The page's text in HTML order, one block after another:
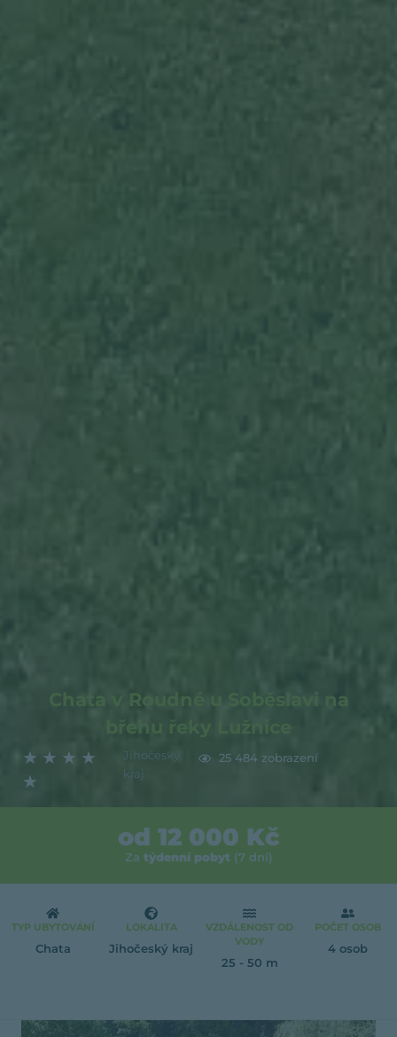
Chata v Roudné u Soběslavi na
břehu řeky Lužnice
★ ★ ★ ★
★
Jihočeský
kraj
25 484 zobrazení
od 12 000 Kč
Za týdenní pobyt(7 dní)
TYP UBYTOVÁNÍ
Chata
LOKALITA
Jihočeský kraj
VZDÁLENOST OD
VODY
25 - 50 m
POČET OSOB
4 osob